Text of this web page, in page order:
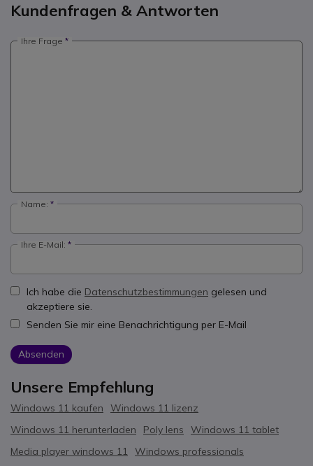
Kundenfragen & Antworten
Ihre Frage
Name:
Ihre E-Mail:
Ich habe die Datenschutzbestimmungen gelesen und
akzeptiere sie.
Senden Sie mir eine Benachrichtigung per E-Mail
Absenden
Unsere Empfehlung
Windows 11 kaufen
Windows 11 lizenz
Windows 11 herunterladen
Poly lens
Windows 11 tablet
Media player windows 11
Windows professionals